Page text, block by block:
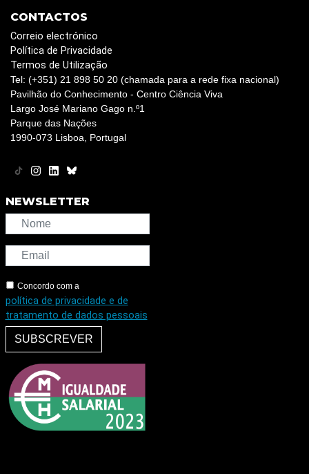
CONTACTOS
Correio electrónico
Política de Privacidade
Termos de Utilização
Tel: (+351) 21 898 50 20 (chamada para a rede fixa nacional)
Pavilhão do Conhecimento - Centro Ciência Viva
Largo José Mariano Gago n.º1
Parque das Nações
1990-073 Lisboa, Portugal
NEWSLETTER
Concordo com a
política de privacidade e de
tratamento de dados pessoais
SUBSCREVER